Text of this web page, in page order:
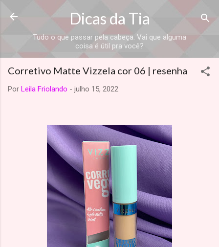
Dicas da Tia
Tudo o que passar pela cabeça. Vai que alguma
coisa é útil pra você?
Corretivo Matte Vizzela cor 06 | resenha
Por Leila Friolando - julho 15, 2022